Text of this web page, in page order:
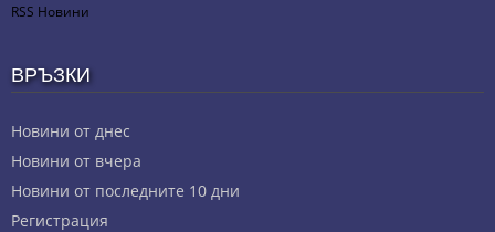
RSS Новини
ВРЪЗКИ
Новини от днес
Новини от вчера
Новини от последните 10 дни
Регистрация